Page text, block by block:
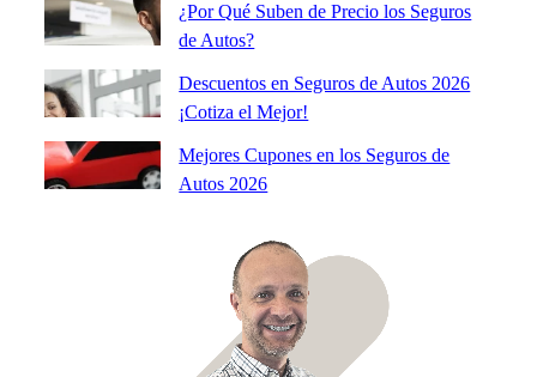
¿Por Qué Suben de Precio los Seguros
de Autos?
Descuentos en Seguros de Autos 2026
¡Cotiza el Mejor!
Mejores Cupones en los Seguros de
Autos 2026